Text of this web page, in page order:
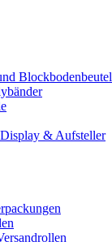
Blockbodenbeutel
& Aufsteller